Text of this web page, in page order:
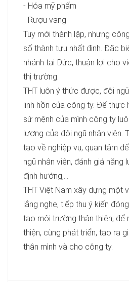
- Hóa mỹ phẩm
- Rượu vang
Tuy mới thành lập, nhưng
số thành tựu nhất định. Đặc
nhánh tại Đức, thuận lợi cho
thị trường.
THT luôn ý thức được, đội
linh hồn của công ty. Để thực
sứ mệnh của mình công ty
lượng của đội ngũ nhân viên.
tạo về nghiệp vụ, quan tâm
ngũ nhân viên, đánh giá năng
định hướng,...
THT Việt Nam xây dựng một
lắng nghe, tiếp thu ý kiến
tạo môi trường thân thiện, để
thiện, cùng phát triển, tạo ra
thân mình và cho công ty.